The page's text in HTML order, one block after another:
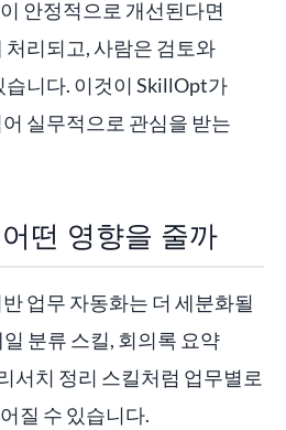
안정적으로 개선된다면
처리되고, 사람은 검토와
습니다. 이것이 SkillOpt가
실무적으로 관심을 받는
떤 영향을 줄까
업무 자동화는 더 세분화될
분류 스킬, 회의록 요약
서치 정리 스킬처럼 업무별로
질 수 있습니다.